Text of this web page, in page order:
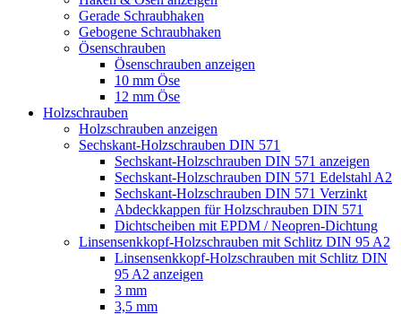
Gerade Schraubhaken
Gebogene Schraubhaken
Ösenschrauben
Ösenschrauben anzeigen
10 mm Öse
12 mm Öse
Holzschrauben
Holzschrauben anzeigen
Sechskant-Holzschrauben DIN 571
Sechskant-Holzschrauben DIN 571 anzeigen
Sechskant-Holzschrauben DIN 571 Edelstahl A2
Sechskant-Holzschrauben DIN 571 Verzinkt
Abdeckkappen für Holzschrauben DIN 571
Dichtscheiben mit EPDM / Neopren-Dichtung
Linsensenkkopf-Holzschrauben mit Schlitz DIN 95 A2
Linsensenkkopf-Holzschrauben mit Schlitz DIN
95 A2 anzeigen
3 mm
3,5 mm